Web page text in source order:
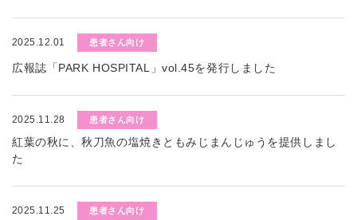
2025.12.01 患者さん向け
広報誌「PARK HOSPITAL」vol.45を発行しました
2025.11.28 患者さん向け
紅葉の秋に、秋刀魚の塩焼きともみじまんじゅうを提供しまし
た
2025.11.25 患者さん向け